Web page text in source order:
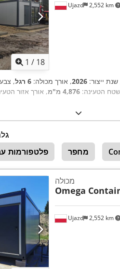
1 / 18
Ujazd 2,552 km
שנת ייצור: 2026, אורך מכולה: 6 רגל ,
הטעינה: 4,876 מ"מ , אורך אזור
פלטפורמות
מחפר
Ujazd 2,552 km
מכולה
Omega